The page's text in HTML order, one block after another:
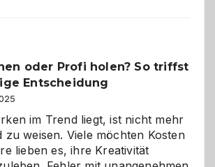
oder Profi holen? So triffst
Entscheidung
im Trend liegt, ist nicht mehr
zu weisen. Viele möchten Kosten
lieben es, ihre Kreativität